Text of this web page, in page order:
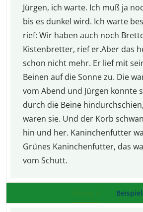
Jürgen, ich warte. Ich muß ja
bis es dunkel wird. Ich warte
rief: Wir haben auch noch
Kistenbretter, rief er.Aber das
schon nicht mehr. Er lief mit
Beinen auf die Sonne zu. Die
vom Abend und Jürgen konnte
durch die Beine
waren sie. Und der Korb
hin und her. Kaninchenfutter
Grünes Kaninchenfutter, das
vom Schutt.